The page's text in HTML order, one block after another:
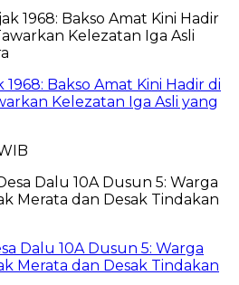
Bakso Amat Kini Hadir di
Kelezatan Iga Asli yang
Dalu 10A Dusun 5: Warga
Merata dan Desak Tindakan